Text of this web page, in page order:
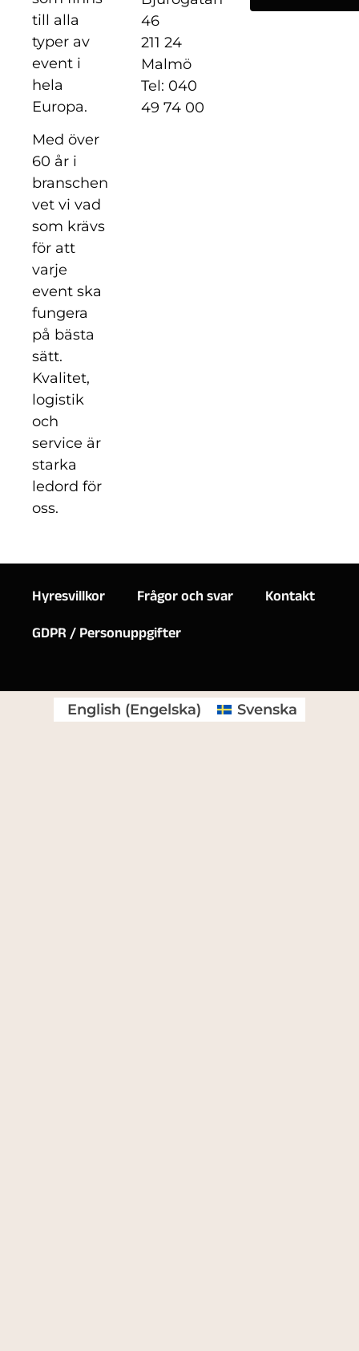
till alla
typer av
event i
hela
Europa.
Med över
60 år i
branschen
vet vi vad
som krävs
för att
varje
event ska
fungera
på bästa
sätt.
Kvalitet,
logistik
och
service är
starka
ledord för
oss.
46
211 24
Malmö
Tel: 040
49 74 00
Hyresvillkor Frågor och svar
Kontakt
GDPR / Personuppgifter
English (Engelska) Svenska